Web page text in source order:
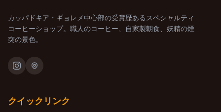
カッパドキア・ギョレメ中心部の受賞歴あるスペシャルティ
コーヒーショップ。職人のコーヒー、自家製朝食、妖精の煙
突の景色。
クイックリンク